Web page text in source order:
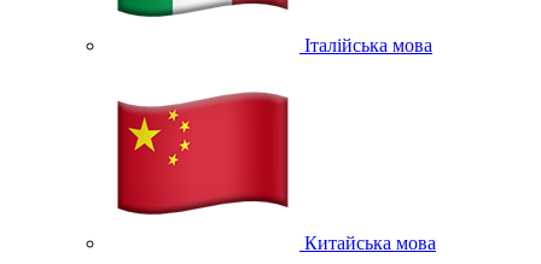
Італійська мова
Китайська мова